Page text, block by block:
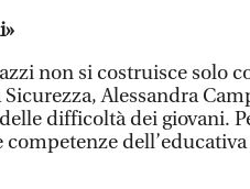
non si costruisce solo
Sicurezza, Alessandra
difficoltà dei giovani.
competenze